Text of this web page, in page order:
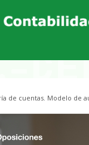
aquí
de cuentas. Modelo de